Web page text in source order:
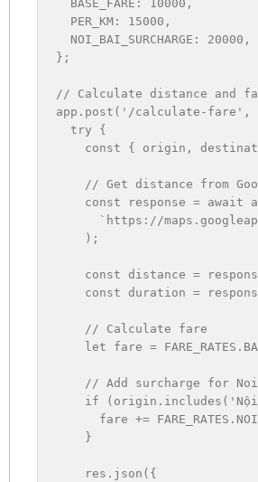
BASE_FARE : 10000 ,
PER_KM : 15000 ,
NOI_BAI_SURCHARGE : 20000 ,
} ;
// Calculate distance and
app . post ( '/calculate-fare' ,
try
{
const
{ origin ,
// Get distance from
const response = await
` https://
) ;
const distance =
const duration =
// Calculate fare
let fare = FARE_RATES .
// Add surcharge for
if
( origin . includes (
      fare
+= FARE_RATES .
}
    res
. json ( {